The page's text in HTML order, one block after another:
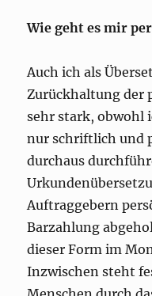
Wie geht es mir
Auch ich als
Zurückhaltung der
sehr stark, obwohl
nur schriftlich und
durchaus
Auftraggebern
Barzahlung
dieser Form im
Inzwischen steht